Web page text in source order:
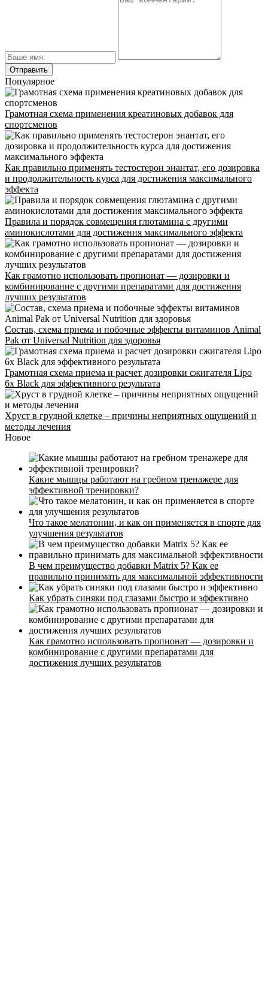
Популярное
Грамотная схема применения креатиновых добавок для
спортсменов
Как правильно применять тестостерон энантат, его дозировка
и продолжительность курса для достижения максимального
эффекта
Правила и порядок совмещения глютамина с другими
аминокислотами для достижения максимального эффекта
Как грамотно использовать пропионат — дозировки и
комбинирование с другими препаратами для достижения
лучших результатов
Состав, схема приема и побочные эффекты витаминов Animal
Pak от Universal Nutrition для здоровья
Грамотная схема приема и расчет дозировки сжигателя Lipo
6x Black для эффективного результата
Хруст в грудной клетке – причины неприятных ощущений и
методы лечения
Новое
Какие мышцы работают на гребном тренажере для
эффективной тренировки?
Что такое мелатонин, и как он применяется в спорте для
улучшения результатов
В чем преимущество добавки Matrix 5? Как ее
правильно принимать для максимальной эффективности
Как убрать синяки под глазами быстро и эффективно
Как грамотно использовать пропионат — дозировки и
комбинирование с другими препаратами для
достижения лучших результатов
Стоимость
Расписание
Тренеры
Контакты